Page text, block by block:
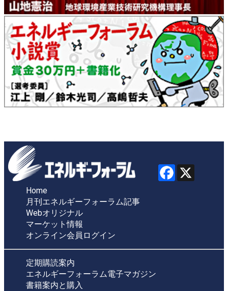
Home
月刊エネルギーフォーラム記事
Webオリジナル
マーケット情報
オンライン会員ログイン
定期購読案内
エネルギーフォーラム電子マガジン
書籍案内と購入